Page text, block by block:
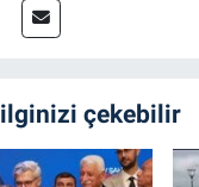
çekebilir